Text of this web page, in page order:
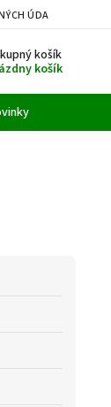
ÚDAJOV
košík
košík